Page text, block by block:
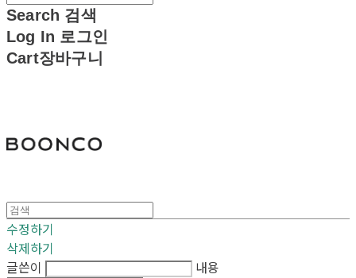
Search 검색
Log In 로그인
Cart장바구니
수정하기
삭제하기
글쓴이
내용